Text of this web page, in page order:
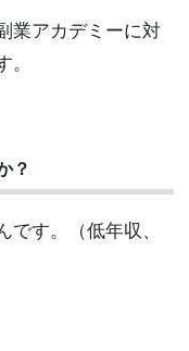
業アカデミーに対
？
す。（低年収、